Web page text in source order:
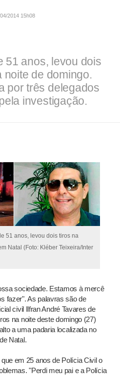
2014 15h08
51 anos, levou dois
de domingo.
por três delegados
investigação.
51 anos, levou dois tiros na
Natal (Foto: Kléber Teixeira/Inter
sociedade. Estamos à mercê
fazer". As palavras são de
civil Ilfran André Tavares de
na noite deste domingo (27)
a uma padaria localizada no
Natal.
em 25 anos de Polícia Civil o
"Perdi meu pai e a Polícia